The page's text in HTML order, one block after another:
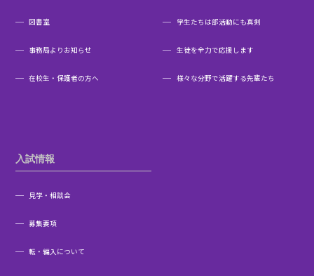
図書室
事務局よりお知らせ
在校生・保護者の方へ
学生たちは部活動にも真剣
生徒を全力で応援します
様々な分野で活躍する先輩たち
入試情報
見学・相談会
募集要項
転・編入について